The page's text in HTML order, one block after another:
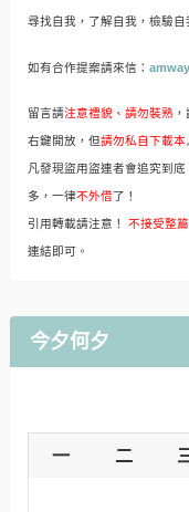
尋找自我，了解自我，檢驗自
如有合作提案請來信：
留言請注意禮貌、請勿裝熟，
右鍵開放，但請勿私自下載本
凡發現盜用盜連者會追究到
多，一律不外借了！
引用轉載請注意！ 不接受整
連結即可。
今夕何夕
一 二